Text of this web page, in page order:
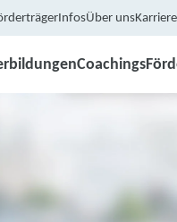
InfosÜber unsKarriere
Coachings